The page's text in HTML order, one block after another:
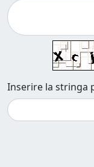
Inserire la stringa